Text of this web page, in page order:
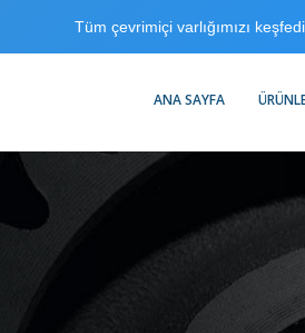
Tüm çevrimiçi varlığımızı
ANA SAYFA